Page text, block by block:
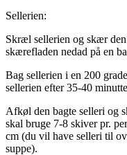
Sellerien:
Skræl sellerien og skær
skærefladen nedad på en
Bag sellerien i en 200
sellerien efter 35-40
Afkøl den bagte selleri og
skal bruge 7-8 skiver pr.
cm (du vil have selleri til
suppe).